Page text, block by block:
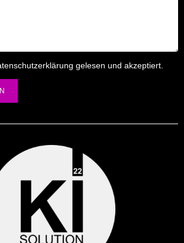
gelesen und akzeptiert.